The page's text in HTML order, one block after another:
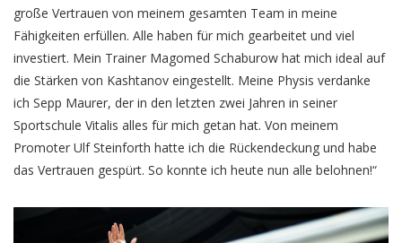
große Vertrauen von meinem gesamten Team in meine
Fähigkeiten erfüllen. Alle haben für mich gearbeitet und viel
investiert. Mein Trainer Magomed Schaburow hat mich ideal auf
die Stärken von Kashtanov eingestellt. Meine Physis verdanke
ich Sepp Maurer, der in den letzten zwei Jahren in seiner
Sportschule Vitalis alles für mich getan hat. Von meinem
Promoter Ulf Steinforth hatte ich die Rückendeckung und habe
das Vertrauen gespürt. So konnte ich heute nun alle belohnen!“